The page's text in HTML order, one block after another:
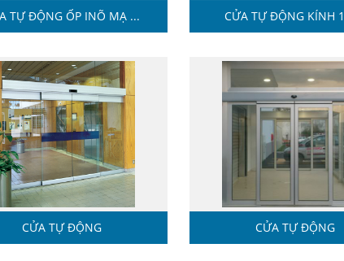
TỰ ĐỘNG ỐP INÕ MẠ ... CỬA TỰ ĐỘNG KÍNH
CỬA TỰ ĐỘNG CỬA TỰ ĐỘNG